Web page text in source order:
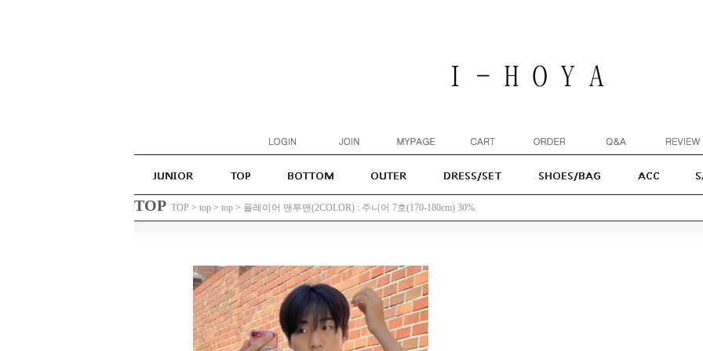
TOP TOP > top > top > 플레이어 맨투맨(2COLOR) : 주니어 7호(170-180cm) 30%